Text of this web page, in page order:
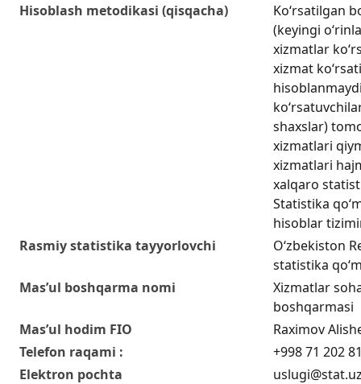
Hisoblash metodikasi (qisqacha)
Ko‘rsatilgan
(keyingi
xizmatlar
xizmat
shaxslar)
xizmatlari
xizmatlari
xalqaro
Statistika
hisoblar
Rasmiy statistika tayyorlovchi
O‘zbekiston
statistika
Mas’ul boshqarma nomi
Xizmatlar
boshqarmasi
Mas’ul hodim FIO
Raximov
Telefon raqami :
+998 71 202
Elektron pochta